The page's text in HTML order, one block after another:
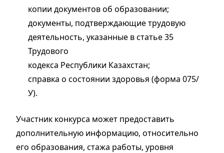
копии документов об образовании;
документы, подтверждающие трудовую
деятельность, указанные в статье 35
Трудового
кодекса Республики Казахстан;
справка о состоянии здоровья (форма 075/
У).
Участник конкурса может предоставить
дополнительную информацию, относительно
его образования, стажа работы, уровня